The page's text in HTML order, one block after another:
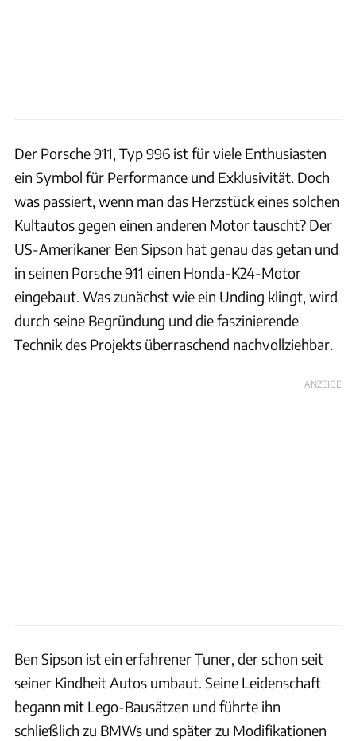
Der Porsche 911, Typ 996 ist für viele Enthusiasten
ein Symbol für Performance und Exklusivität. Doch
was passiert, wenn man das Herzstück eines solchen
Kultautos gegen einen anderen Motor tauscht? Der
US-Amerikaner Ben Sipson hat genau das getan und
in seinen Porsche 911 einen Honda-K24-Motor
eingebaut. Was zunächst wie ein Unding klingt, wird
durch seine Begründung und die faszinierende
Technik des Projekts überraschend nachvollziehbar.
ANZEIGE
Ben Sipson ist ein erfahrener Tuner, der schon seit
seiner Kindheit Autos umbaut. Seine Leidenschaft
begann mit Lego-Bausätzen und führte ihn
schließlich zu BMWs und später zu Modifikationen